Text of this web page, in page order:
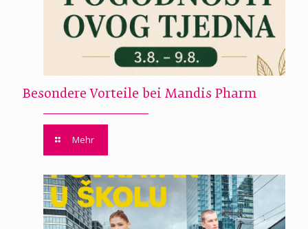
Besondere Vorteile bei Mandis Pharm
Mehr